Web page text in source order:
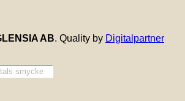
AB. Quality by Digitalpartner